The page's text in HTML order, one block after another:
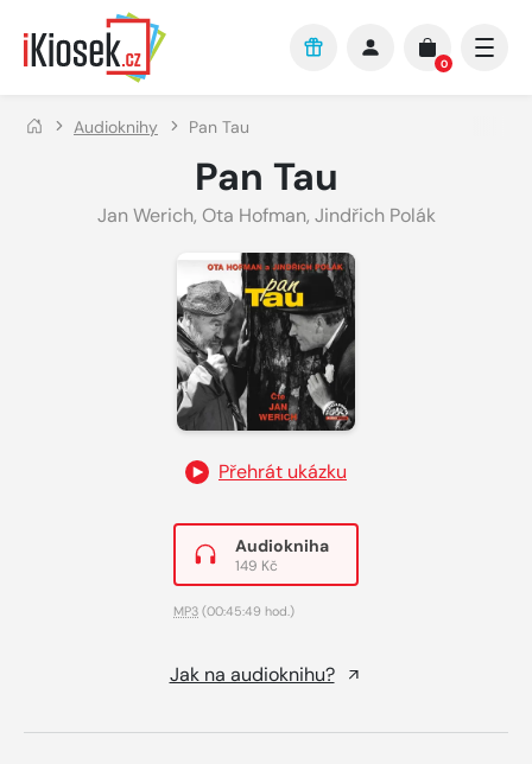
Přejít na hlavní obsah
0
Audioknihy Pan Tau
Pan Tau
Jan Werich, Ota Hofman, Jindřich Polák
Přehrát ukázku
Audiokniha
149 Kč
MP3 (00:45:49 hod.)
Jak na audioknihu?